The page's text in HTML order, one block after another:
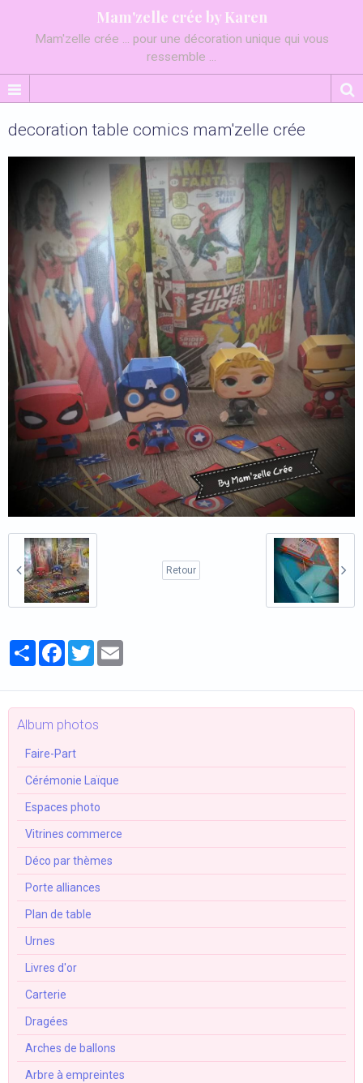
Mam'zelle crée by Karen
Mam'zelle crée ... pour une décoration unique qui vous
ressemble ...
decoration table comics mam'zelle crée
Retour
PartagerFacebook
Twitter
Album photos
Faire-Part
Cérémonie Laïque
Espaces photo
Vitrines commerce
Déco par thèmes
Porte alliances
Plan de table
Urnes
Livres d'or
Carterie
Dragées
Arches de ballons
Arbre à empreintes